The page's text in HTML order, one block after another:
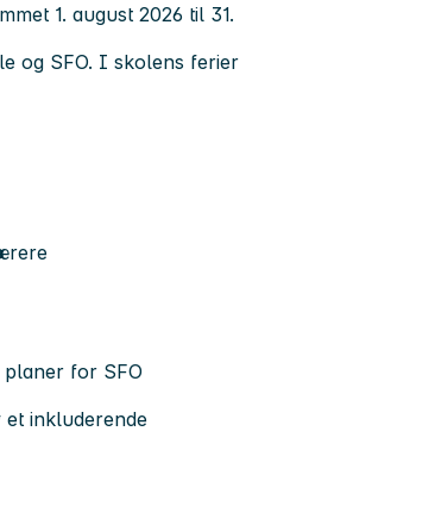
1. august 2026 til 31.
og SFO. I skolens ferier
for SFO
inkluderende